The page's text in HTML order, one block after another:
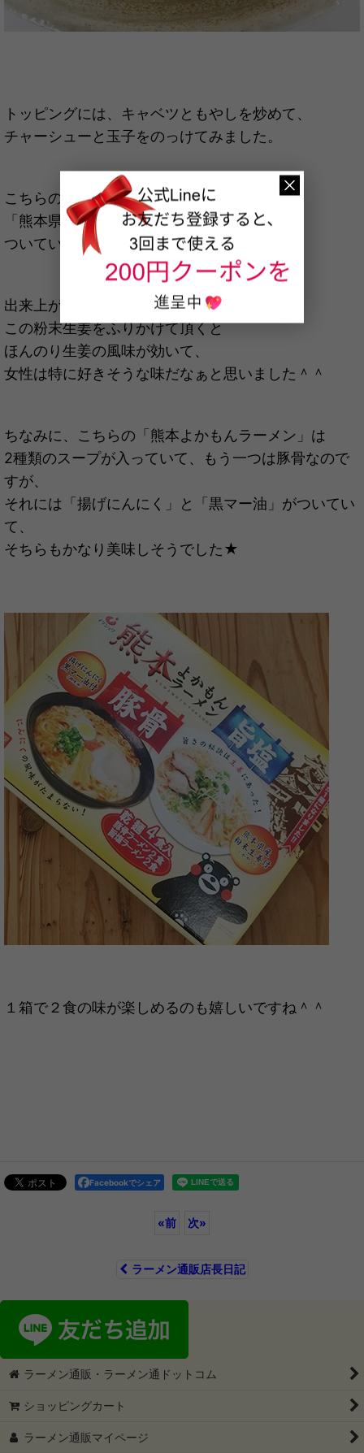
トッピングには、キャベツともやしを炒めて、
チャーシューと玉子をのっけてみました。
こちらのラーメンの特徴は
「熊本県産粉末生姜」が
ついていることです♪
出来上がったラーメンの上に、
この粉末生姜をふりかけて頂くと
ほんのり生姜の風味が効いて、
女性は特に好きそうな味だなぁと思いました＾＾
ちなみに、こちらの「熊本よかもんラーメン」は
2種類のスープが入っていて、もう一つは豚骨なので
すが、
それには「揚げにんにく」と「黒マー油」がついてい
て、
そちらもかなり美味しそうでした★
１箱で２食の味が楽しめるのも嬉しいですね＾＾
Facebookでシェア
«前 次»
ラーメン通販店長日記
ラーメン通販・ラーメン通ドットコム
ショッピングカート
ラーメン通販マイページ